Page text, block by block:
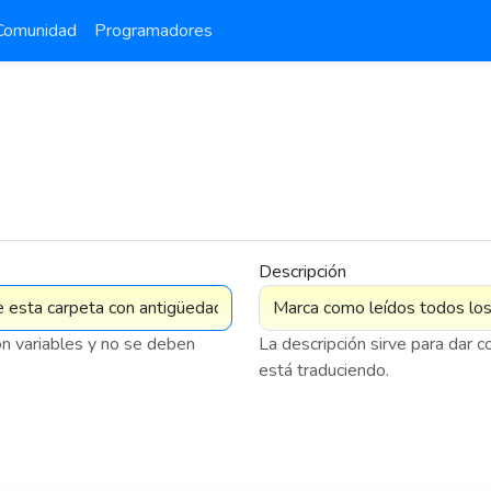
Programadores
variables y no se deben
Descripción
La descripción sirve para dar
está traduciendo.